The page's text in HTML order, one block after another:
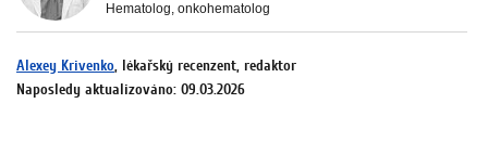
Hematolog, onkohematolog
Alexey Krivenko, lékařský recenzent, redaktor
Naposledy aktualizováno: 09.03.2026